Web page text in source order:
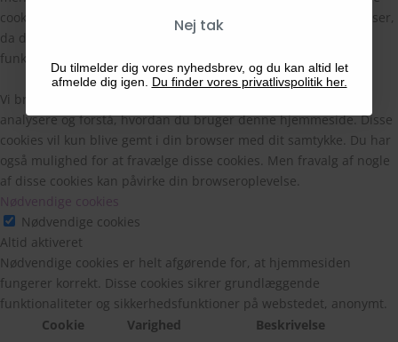
cookies, der er kategoriseret som nødvendige, gemt i din browser,
da de er essentielle for, at hjemmesidens grundlæggende
funktioner fungerer.
Vi bruger også tredjepartscookies, der hjælper os med at
analysere og forstå, hvordan du bruger denne hjemmeside. Disse
cookies vil kun blive gemt i din browser med dit samtykke. Du har
også mulighed for at fravælge disse cookies. Men fravalg af nogle
af disse cookies kan påvirke din browseroplevelse.
Nødvendige cookies
Nødvendige cookies
Altid aktiveret
Nødvendige cookies er helt afgørende for, at hjemmesiden
fungerer korrekt. Disse cookies sikrer grundlæggende
funktionaliteter og sikkerhedsfunktioner på webstedet, anonymt.
Cookie
Varighed Beskrivelse
Nej tak
Du tilmelder dig vores nyhedsbrev, og du kan altid let
afmelde dig igen. Du finder vores privatlivspolitik her.